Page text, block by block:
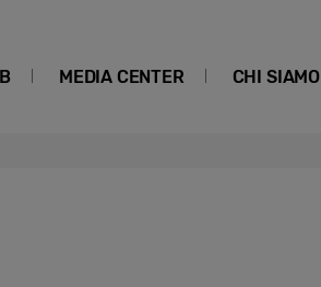
MEDIA CENTER CHI SIAMO